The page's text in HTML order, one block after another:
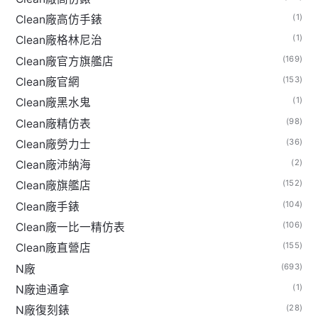
Clean廠高仿手錶 (1)
Clean廠格林尼治 (1)
Clean廠官方旗艦店 (169)
Clean廠官網 (153)
Clean廠黑水鬼 (1)
Clean廠精仿表 (98)
Clean廠勞力士 (36)
Clean廠沛納海 (2)
Clean廠旗艦店 (152)
Clean廠手錶 (104)
Clean廠一比一精仿表 (106)
Clean廠直營店 (155)
N廠 (693)
N廠迪通拿 (1)
N廠復刻錶 (28)